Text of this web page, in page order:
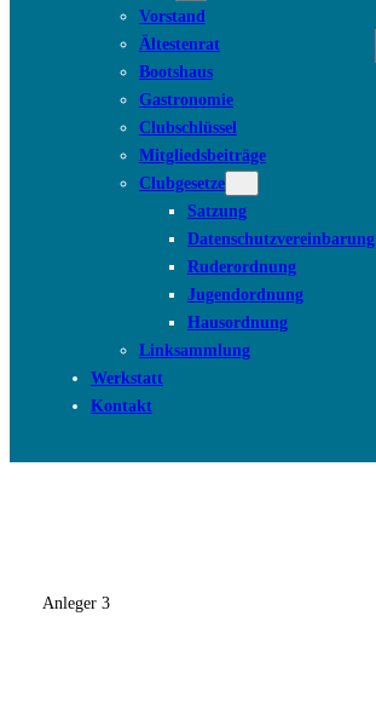
Vorstand
Ältestenrat
Bootshaus
Gastronomie
Clubschlüssel
Mitgliedsbeiträge
Clubgesetze
Satzung
Datenschutzvereinbarung
Ruderordnung
Jugendordnung
Hausordnung
Linksammlung
Werkstatt
Kontakt
Anleger 3